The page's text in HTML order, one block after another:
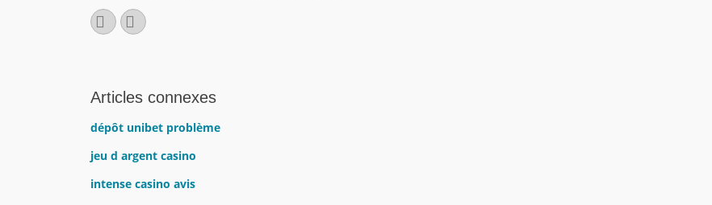
Facebook
E-
mail
Articles connexes
dépôt unibet problème
jeu d argent casino
intense casino avis